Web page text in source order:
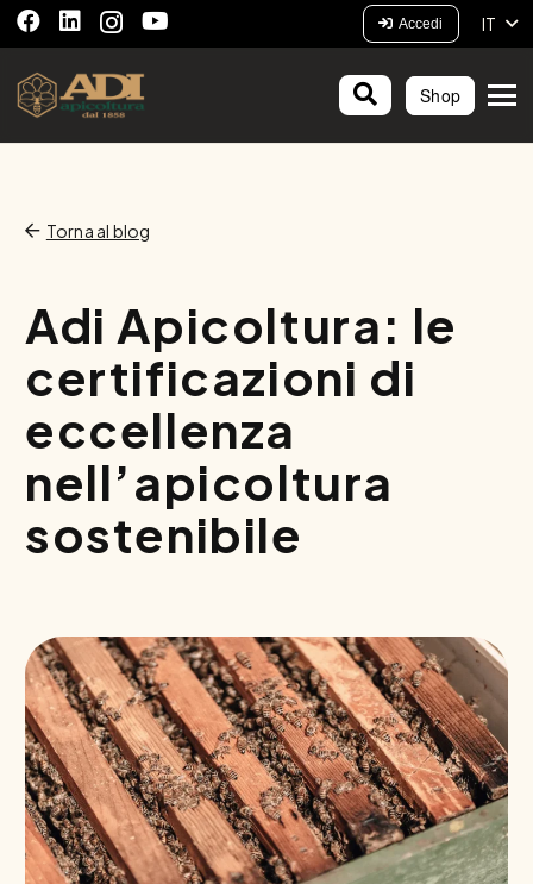
Accedi IT
Shop
Torna al blog
Adi Apicoltura: le
certificazioni di
eccellenza
nell’apicoltura
sostenibile